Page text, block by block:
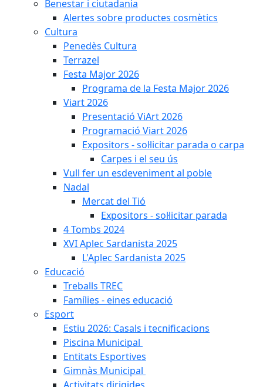
Benestar i ciutadania
Alertes sobre productes cosmètics
Cultura
Penedès Cultura
Terrazel
Festa Major 2026
Programa de la Festa Major 2026
Viart 2026
Presentació ViArt 2026
Programació Viart 2026
Expositors - sol·licitar parada o carpa
Carpes i el seu ús
Vull fer un esdeveniment al poble
Nadal
Mercat del Tió
Expositors - sol·licitar parada
4 Tombs 2024
XVI Aplec Sardanista 2025
L'Aplec Sardanista 2025
Educació
Treballs TREC
Famílies - eines educació
Esport
Estiu 2026: Casals i tecnificacions
Piscina Municipal
Entitats Esportives
Gimnàs Municipal